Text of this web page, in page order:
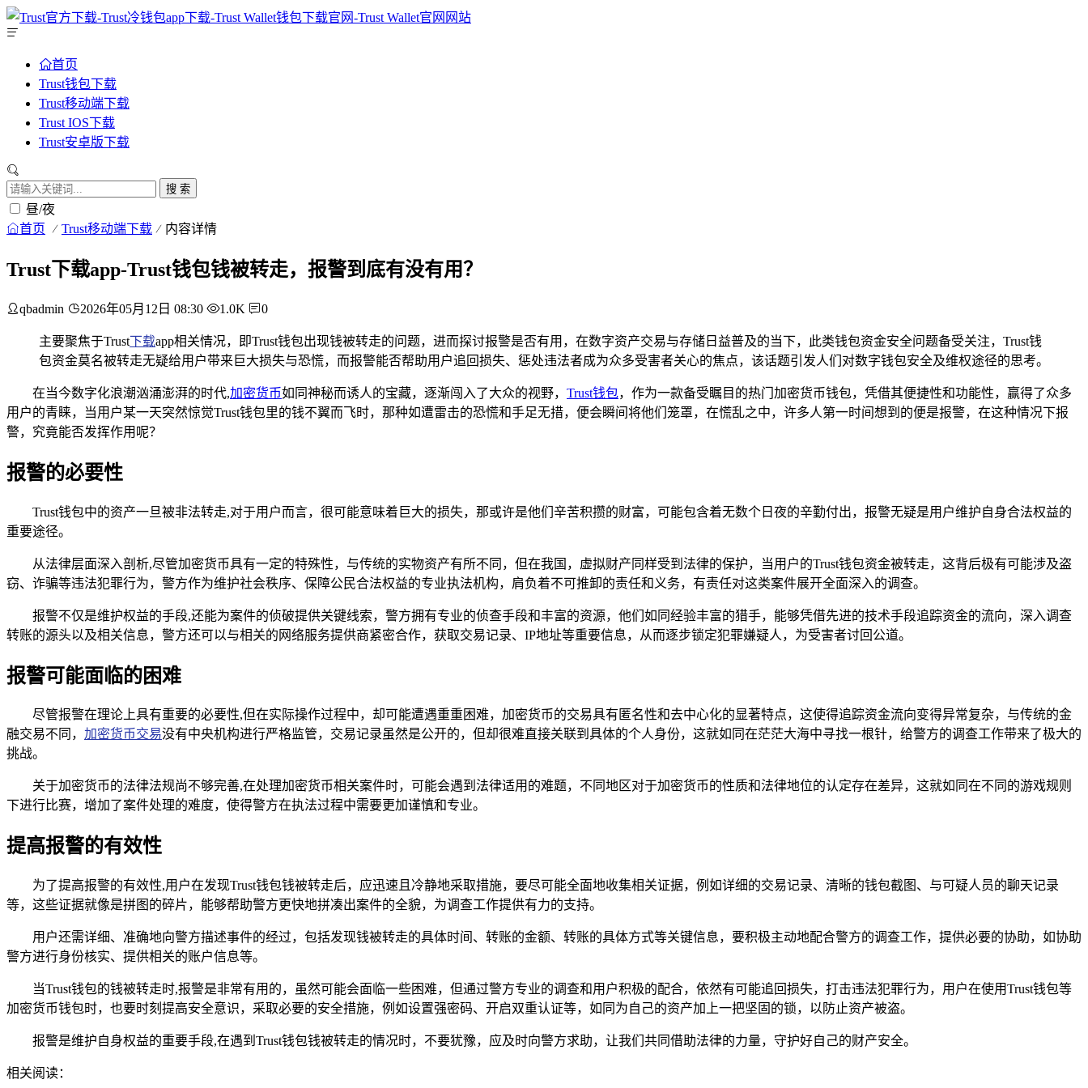
首页
Trust钱包下载
Trust移动端下载
Trust IOS下载
Trust安卓版下载
搜 索
昼/夜
首页 Trust移动端下载 内容详情
Trust下载app-Trust钱包钱被转走，报警到底有没有用？
qbadmin 2026年05月12日 08:30 1.0K 0
主要聚焦于Trust下载app相关情况，即Trust钱包出现钱被转走的问题，进而探讨报警是否有用，在数字资产交易与存储日益普及的当下，此类钱包资金安全问题备受关注，Trust钱
包资金莫名被转走无疑给用户带来巨大损失与恐慌，而报警能否帮助用户追回损失、惩处违法者成为众多受害者关心的焦点，该话题引发人们对数字钱包安全及维权途径的思考。
在当今数字化浪潮汹涌澎湃的时代,加密货币如同神秘而诱人的宝藏，逐渐闯入了大众的视野， Trust钱包，作为一款备受瞩目的热门加密货币钱包，凭借其便捷性和功能性，赢得了众多
用户的青睐，当用户某一天突然惊觉Trust钱包里的钱不翼而飞时，那种如遭雷击的恐慌和手足无措，便会瞬间将他们笼罩，在慌乱之中，许多人第一时间想到的便是报警，在这种情况下报
警，究竟能否发挥作用呢？
报警的必要性
Trust钱包中的资产一旦被非法转走,对于用户而言，很可能意味着巨大的损失，那或许是他们辛苦积攒的财富，可能包含着无数个日夜的辛勤付出，报警无疑是用户维护自身合法权益的
重要途径。
从法律层面深入剖析,尽管加密货币具有一定的特殊性，与传统的实物资产有所不同，但在我国，虚拟财产同样受到法律的保护，当用户的Trust钱包资金被转走，这背后极有可能涉及盗
窃、诈骗等违法犯罪行为，警方作为维护社会秩序、保障公民合法权益的专业执法机构，肩负着不可推卸的责任和义务，有责任对这类案件展开全面深入的调查。
报警不仅是维护权益的手段,还能为案件的侦破提供关键线索，警方拥有专业的侦查手段和丰富的资源，他们如同经验丰富的猎手，能够凭借先进的技术手段追踪资金的流向，深入调查
转账的源头以及相关信息，警方还可以与相关的网络服务提供商紧密合作，获取交易记录、IP地址等重要信息，从而逐步锁定犯罪嫌疑人，为受害者讨回公道。
报警可能面临的困难
尽管报警在理论上具有重要的必要性,但在实际操作过程中，却可能遭遇重重困难，加密货币的交易具有匿名性和去中心化的显著特点，这使得追踪资金流向变得异常复杂，与传统的金
融交易不同， 加密货币交易没有中央机构进行严格监管，交易记录虽然是公开的，但却很难直接关联到具体的个人身份，这就如同在茫茫大海中寻找一根针，给警方的调查工作带来了极大的
挑战。
关于加密货币的法律法规尚不够完善,在处理加密货币相关案件时，可能会遇到法律适用的难题，不同地区对于加密货币的性质和法律地位的认定存在差异，这就如同在不同的游戏规则
下进行比赛，增加了案件处理的难度，使得警方在执法过程中需要更加谨慎和专业。
提高报警的有效性
为了提高报警的有效性,用户在发现Trust钱包钱被转走后，应迅速且冷静地采取措施，要尽可能全面地收集相关证据，例如详细的交易记录、清晰的钱包截图、与可疑人员的聊天记录
等，这些证据就像是拼图的碎片，能够帮助警方更快地拼凑出案件的全貌，为调查工作提供有力的支持。
用户还需详细、准确地向警方描述事件的经过，包括发现钱被转走的具体时间、转账的金额、转账的具体方式等关键信息，要积极主动地配合警方的调查工作，提供必要的协助，如协助
警方进行身份核实、提供相关的账户信息等。
当Trust钱包的钱被转走时,报警是非常有用的，虽然可能会面临一些困难，但通过警方专业的调查和用户积极的配合，依然有可能追回损失，打击违法犯罪行为，用户在使用Trust钱包等
加密货币钱包时，也要时刻提高安全意识，采取必要的安全措施，例如设置强密码、开启双重认证等，如同为自己的资产加上一把坚固的锁，以防止资产被盗。
报警是维护自身权益的重要手段,在遇到Trust钱包钱被转走的情况时，不要犹豫，应及时向警方求助，让我们共同借助法律的力量，守护好自己的财产安全。
相关阅读：